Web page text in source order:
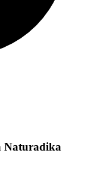
Naturadika